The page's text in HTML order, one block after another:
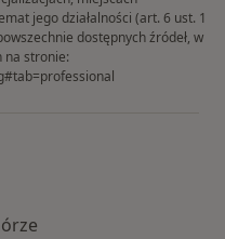
jego działalności (art. 6 ust. 1
dostępnych źródeł, w
na stronie: